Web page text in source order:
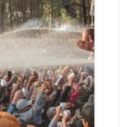
experiencia
cuánto dura